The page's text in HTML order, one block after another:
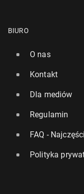
BIURO
O nas
Kontakt
Dla mediów
Regulamin
FAQ -
Polityka